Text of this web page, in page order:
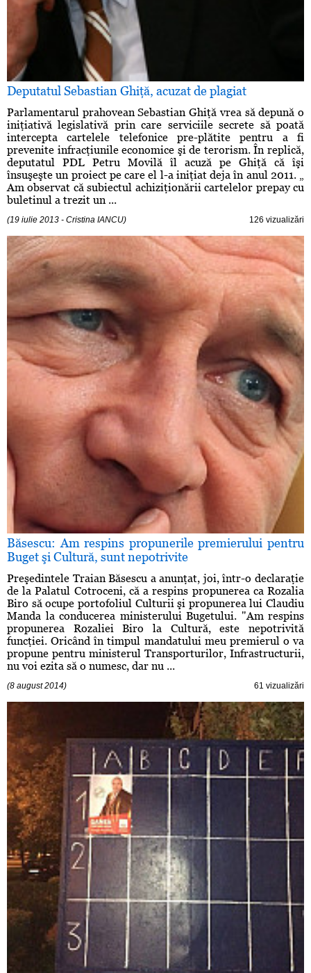
Deputatul Sebastian Ghiţă, acuzat de plagiat
Parlamentarul prahovean Sebastian Ghiţă vrea să depună o
iniţiativă legislativă prin care serviciile secrete să poată
intercepta cartelele telefonice pre-plătite pentru a fi
prevenite infracţiunile economice şi de terorism. În replică,
deputatul PDL Petru Movilă îl acuză pe Ghiţă că îşi
însuşeşte un proiect pe care el l-a iniţiat deja în anul 2011. „
Am observat că subiectul achiziţionării cartelelor prepay cu
buletinul a trezit un ...
(19 iulie 2013 - Cristina IANCU) 126 vizualizări
Băsescu: Am respins propunerile premierului pentru
Buget şi Cultură, sunt nepotrivite
Preşedintele Traian Băsescu a anunţat, joi, într-o declaraţie
de la Palatul Cotroceni, că a respins propunerea ca Rozalia
Biro să ocupe portofoliul Culturii şi propunerea lui Claudiu
Manda la conducerea ministerului Bugetului. "Am respins
propunerea Rozaliei Biro la Cultură, este nepotrivită
funcţiei. Oricând în timpul mandatului meu premierul o va
propune pentru ministerul Transporturilor, Infrastructurii,
nu voi ezita să o numesc, dar nu ...
(8 august 2014) 61 vizualizări